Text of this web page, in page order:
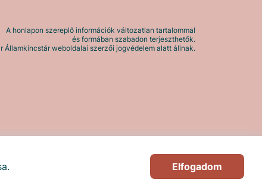
Elfogadom
A honlapon szereplő információk változatlan tartalommal
és formában szabadon terjeszthetők.
Államkincstár weboldalai szerzői jogvédelem alatt állnak.